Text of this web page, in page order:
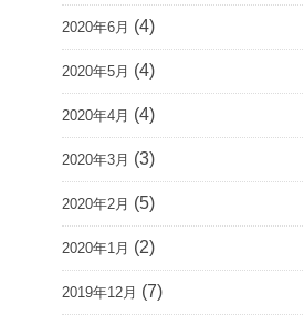
2020年6月 (4)
2020年5月 (4)
2020年4月 (4)
2020年3月 (3)
2020年2月 (5)
2020年1月 (2)
2019年12月 (7)